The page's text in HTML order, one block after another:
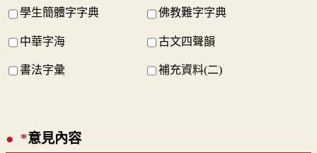
學生簡體字字典 佛教難字字典
中華字海 古文四聲韻
書法字彙 補充資料(二)
*意見內容